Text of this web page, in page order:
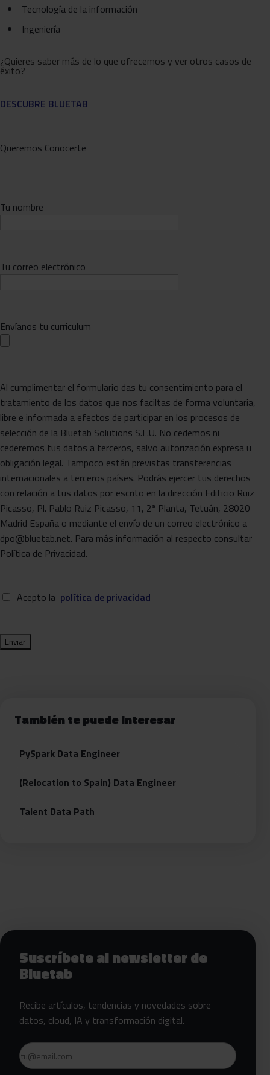
Tecnología de la información
Ingeniería
¿Quieres saber más de lo que ofrecemos y ver otros casos de
éxito?
DESCUBRE BLUETAB
Queremos Conocerte
Tu nombre
Tu correo electrónico
Envíanos tu curriculum
Al cumplimentar el formulario das tu consentimiento para el
tratamiento de los datos que nos faciltas de forma voluntaria,
libre e informada a efectos de participar en los procesos de
selección de la Bluetab Solutions S.L.U. No cedemos ni
cederemos tus datos a terceros, salvo autorización expresa u
obligación legal. Tampoco están previstas transferencias
internacionales a terceros países. Podrás ejercer tus derechos
con relación a tus datos por escrito en la dirección Edificio Ruiz
Picasso, Pl. Pablo Ruiz Picasso, 11, 2ª Planta, Tetuán, 28020
Madrid España o mediante el envío de un correo electrónico a
dpo@bluetab.net. Para más información al respecto consultar
Política de Privacidad.
Acepto la política de privacidad
También te puede interesar
PySpark Data Engineer
(Relocation to Spain) Data Engineer
Talent Data Path
Siguientes pasos con Bluetab
Suscríbete al newsletter de
Bluetab
Recibe artículos, tendencias y novedades sobre
datos, cloud, IA y transformación digital.
Email